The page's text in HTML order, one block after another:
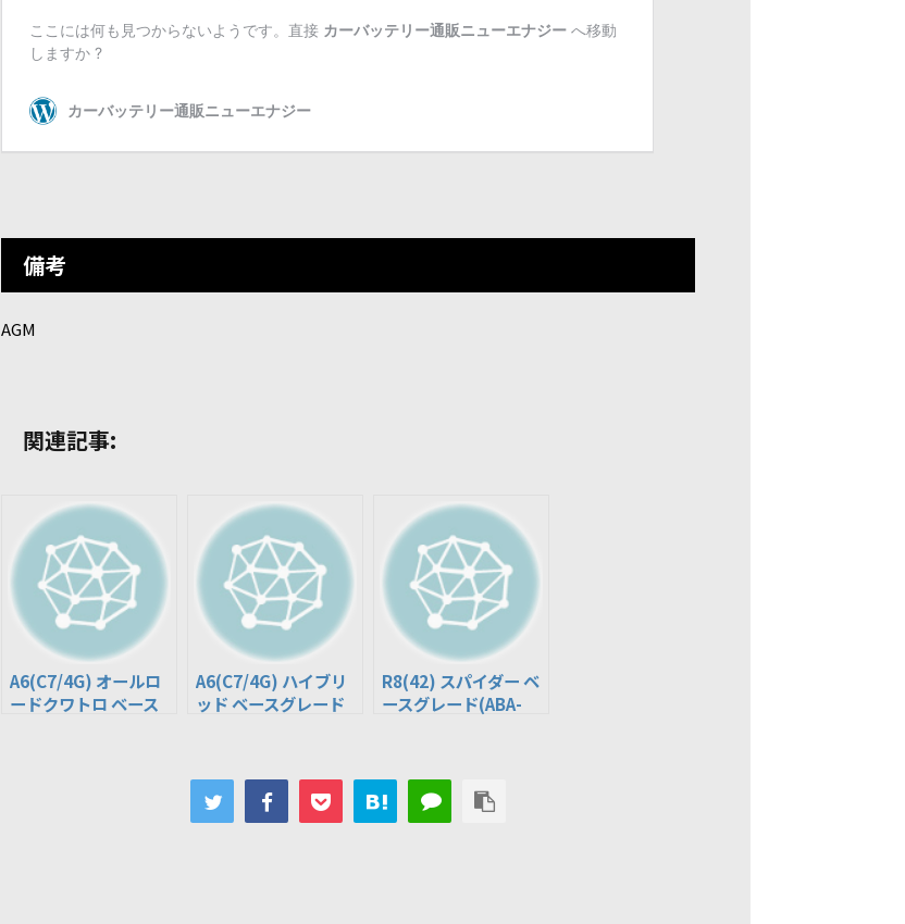
備考
AGM
関連記事:
A6(C7/4G) オールロ
ードクワトロ ベース
A6(C7/4G) ハイブリ
ッド ベースグレード
R8(42) スパイダー ベ
ースグレード(ABA-